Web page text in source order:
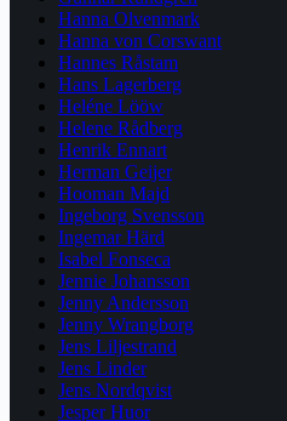
Hanna Olvenmark
Hanna von Corswant
Hannes Råstam
Hans Lagerberg
Heléne Lööw
Helene Rådberg
Henrik Ennart
Herman Geijer
Hooman Majd
Ingeborg Svensson
Ingemar Härd
Isabel Fonseca
Jennie Johansson
Jenny Andersson
Jenny Wrangborg
Jens Liljestrand
Jens Linder
Jens Nordqvist
Jesper Huor